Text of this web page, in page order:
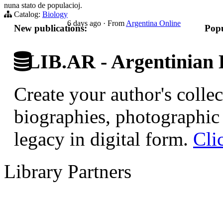
nuna stato de populacioj.
Catalog: Biology
6 days ago · From Argentina Online
New publications:
LIB.AR - Argentinian
Create your author's
biographies,
legacy in digital form.
Library Partners